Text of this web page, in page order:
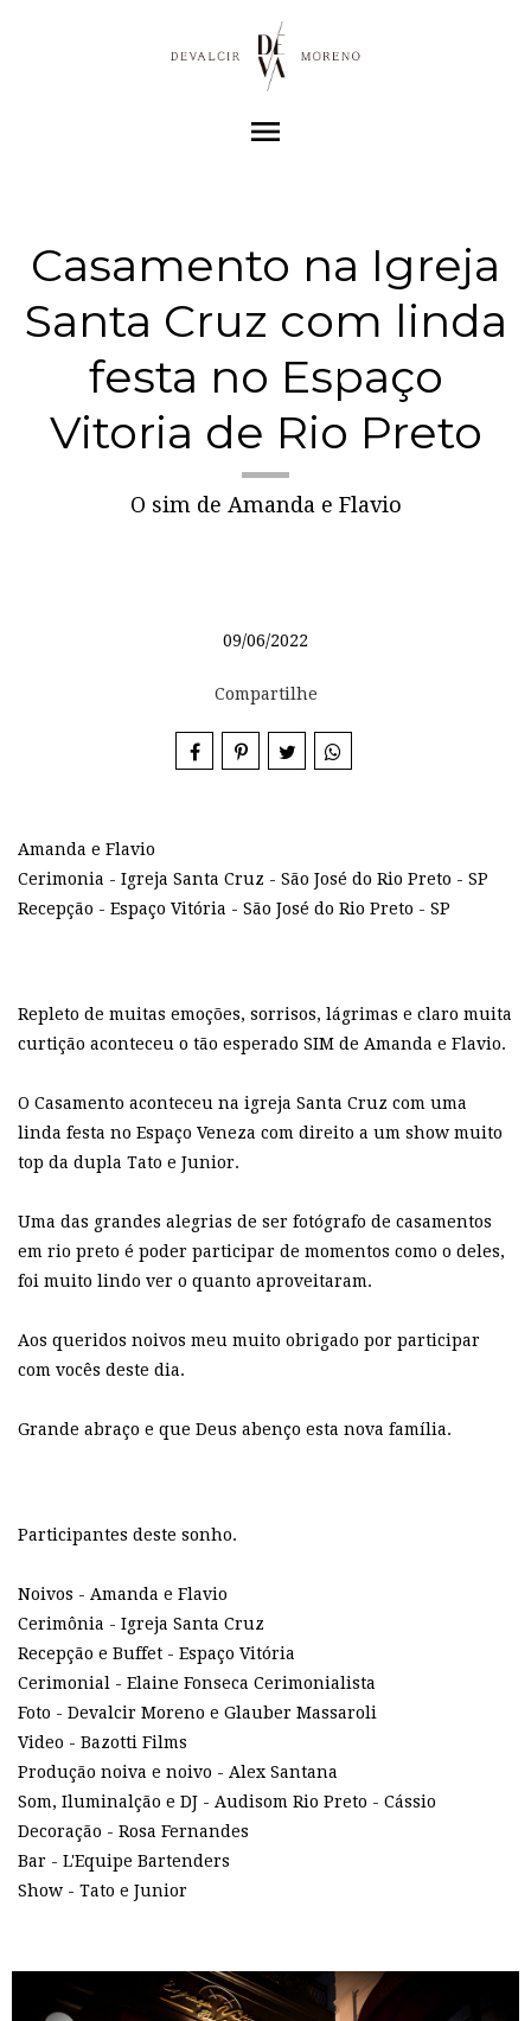
menu
Casamento na Igreja
Santa Cruz com linda
festa no Espaço
Vitoria de Rio Preto
O sim de Amanda e Flavio
09/06/2022
Compartilhe
Amanda e Flavio
Cerimonia - Igreja Santa Cruz - São José do Rio Preto - SP
Recepção - Espaço Vitória - São José do Rio Preto - SP
Repleto de muitas emoções, sorrisos, lágrimas e claro muita
curtição aconteceu o tão esperado SIM de Amanda e Flavio.
O Casamento aconteceu na igreja Santa Cruz com uma
linda festa no Espaço Veneza com direito a um show muito
top da dupla Tato e Junior.
Uma das grandes alegrias de ser fotógrafo de casamentos
em rio preto é poder participar de momentos como o deles,
foi muito lindo ver o quanto aproveitaram.
Aos queridos noivos meu muito obrigado por participar
com vocês deste dia.
Grande abraço e que Deus abenço esta nova família.
Participantes deste sonho.
Noivos - Amanda e Flavio
Cerimônia - Igreja Santa Cruz
Recepção e Buffet - Espaço Vitória
Cerimonial - Elaine Fonseca Cerimonialista
Foto - Devalcir Moreno e Glauber Massaroli
Video - Bazotti Films
Produção noiva e noivo - Alex Santana
Som, Iluminalção e DJ - Audisom Rio Preto - Cássio
Decoração - Rosa Fernandes
Bar - L'Equipe Bartenders
Show - Tato e Junior